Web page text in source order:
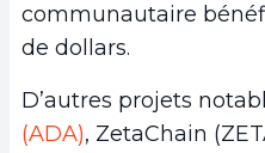
communautaire
de dollars.
D’autres projets
(ADA), ZetaChain